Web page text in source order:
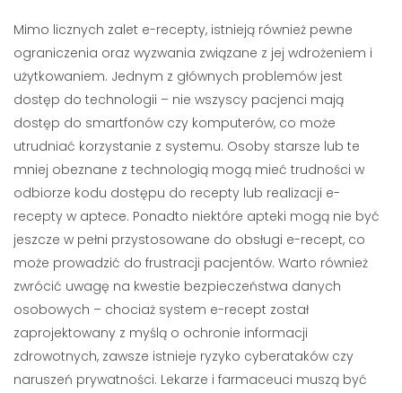
Mimo licznych zalet e-recepty, istnieją również pewne
ograniczenia oraz wyzwania związane z jej wdrożeniem i
użytkowaniem. Jednym z głównych problemów jest
dostęp do technologii – nie wszyscy pacjenci mają
dostęp do smartfonów czy komputerów, co może
utrudniać korzystanie z systemu. Osoby starsze lub te
mniej obeznane z technologią mogą mieć trudności w
odbiorze kodu dostępu do recepty lub realizacji e-
recepty w aptece. Ponadto niektóre apteki mogą nie być
jeszcze w pełni przystosowane do obsługi e-recept, co
może prowadzić do frustracji pacjentów. Warto również
zwrócić uwagę na kwestie bezpieczeństwa danych
osobowych – chociaż system e-recept został
zaprojektowany z myślą o ochronie informacji
zdrowotnych, zawsze istnieje ryzyko cyberataków czy
naruszeń prywatności. Lekarze i farmaceuci muszą być